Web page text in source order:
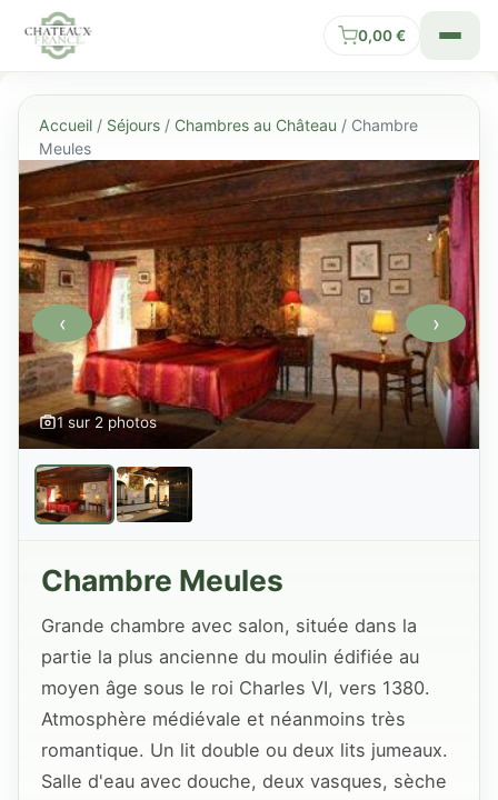
0,00€
Accueil / Séjours / Chambres au Château / Chambre
Meules
1 sur 2 photos
‹ ›
Chambre Meules
Grande chambre avec salon, située dans la
partie la plus ancienne du moulin édifiée au
moyen âge sous le roi Charles VI, vers 1380.
Atmosphère médiévale et néanmoins très
romantique. Un lit double ou deux lits jumeaux.
Salle d'eau avec douche, deux vasques, sèche